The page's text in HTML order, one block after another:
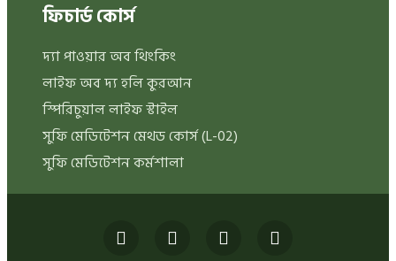
ফিচার্ড কোর্স
দ্যা পাওয়ার অব থিংকিং
লাইফ অব দ্য হলি কুরআন
স্পিরিচুয়াল লাইফ স্টাইল
সুফি মেডিটেশন মেথড কোর্স (L-02)
সুফি মেডিটেশন কর্মশালা